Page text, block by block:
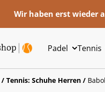
Wir haben erst wieder
Padel Tennis
/ Tennis: Schuhe Herren /